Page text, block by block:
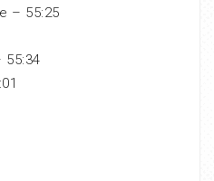
– 55:25
55:34